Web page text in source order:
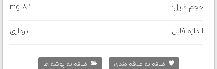
حجم فایل: 8.1 mg
اندازه فایل: برداری
اضافه به علاقه مندی اضافه به پوشه ها